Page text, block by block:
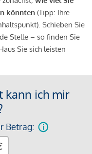
könnten (Tipp: Ihre
Schieben Sie
Stelle – so finden Sie
Sie sich leisten
kann ich mir
Betrag: